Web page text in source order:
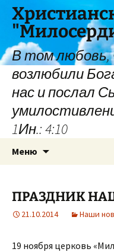
Перейти
содержимому
В том любовь,
возлюбили
нас и послал
1Ин.: 4:10
Меню
ПРАЗДНИК
21.10.2014 Наши
19 ноября церковь